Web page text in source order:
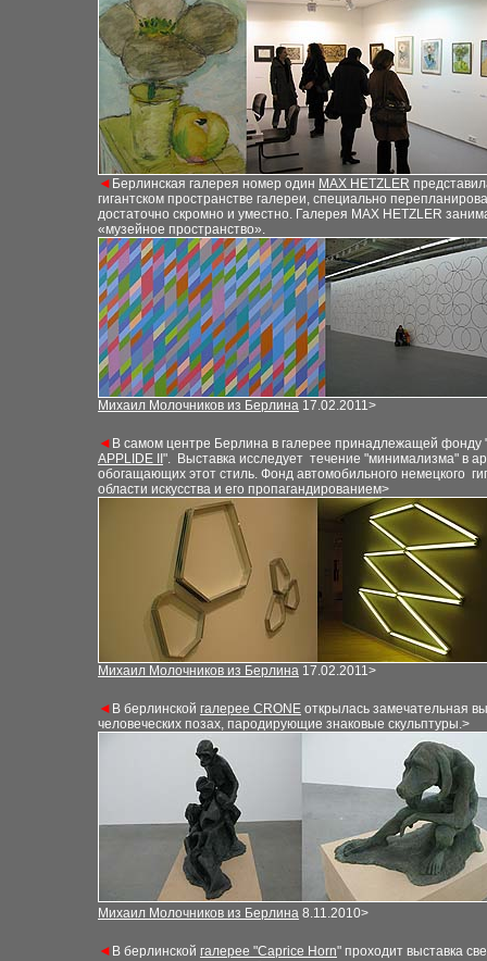
◄ Берлинская галерея номер один MAX HETZLER
гигантском пространстве галереи, специально
достаточно скромно и уместно. Галерея MAX HETZLER
«музейное пространство».
Михаил Молочников из Берлина 17.02.2011>
◄ В самом центре Берлина в галерее принадлежащей фонду
APPLIDE II ". Выставка исследует течение "минимализма" в
обогащающих этот стиль. Фонд автомобильного немецкого
области искусства и его пропагандированием>
Михаил Молочников из Берлина 17.02.2011>
◄ В берлинской галерее CRONE открылась замечательная
человеческих позах, пародирующие знаковые скульптуры.>
Михаил Молочников из Берлина 8.11.2010>
◄ В берлинской галерее "Caprice Horn" проходит выставка